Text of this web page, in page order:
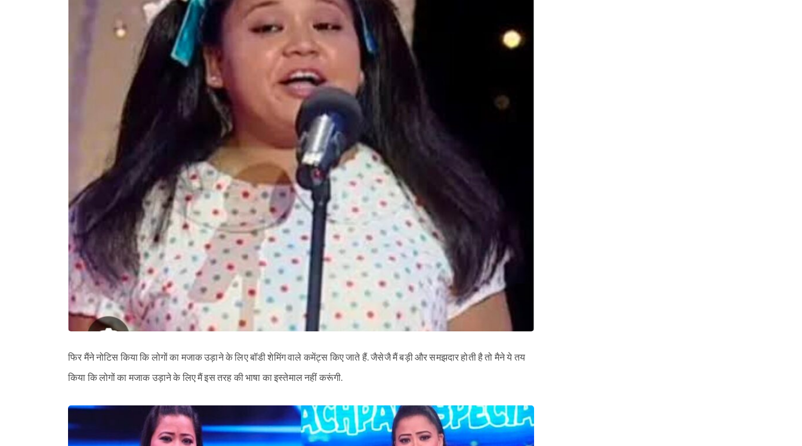
फिर मैंने नोटिस किया कि लोगों का मजाक उड़ाने के लिए बॉडी शेमिंग वाले कमेंट्स किए जाते हैं. जैसेजै मैं बड़ी और समझदार होती है तो मैने ये तय
किया कि लोगों का मजाक उड़ाने के लिए मैं इस तरह की भाषा का इस्तेमाल नहीं करूंगी.